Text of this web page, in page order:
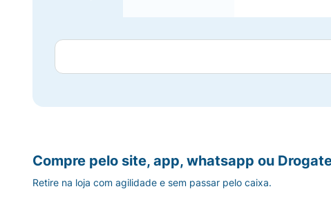
Compre pelo site, app, whatsapp ou
Retire na loja com agilidade e sem passar pelo caixa.